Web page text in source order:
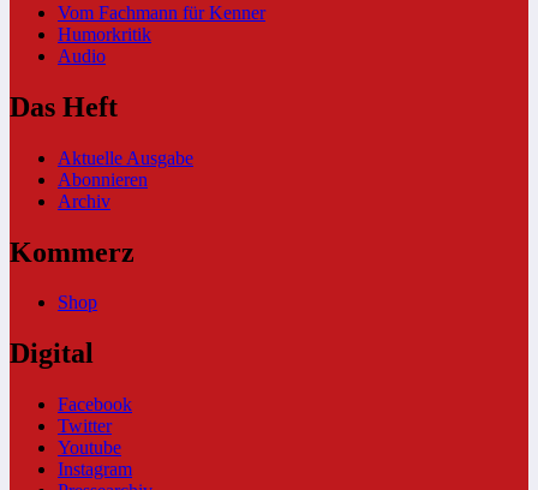
Vom Fachmann für Kenner
Humorkritik
Audio
Das Heft
Aktuelle Ausgabe
Abonnieren
Archiv
Kommerz
Shop
Digital
Facebook
Twitter
Youtube
Instagram